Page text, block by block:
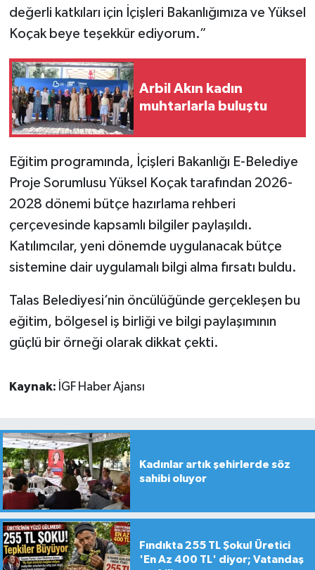
değerli katkıları için İçişleri Bakanlığımıza ve Yüksel
Koçak beye teşekkür ediyorum.”
Arbil Akın kadın
muhtarlarla buluştu
Eğitim programında, İçişleri Bakanlığı E-Belediye
Proje Sorumlusu Yüksel Koçak tarafından 2026-
2028 dönemi bütçe hazırlama rehberi
çerçevesinde kapsamlı bilgiler paylaşıldı.
Katılımcılar, yeni dönemde uygulanacak bütçe
sistemine dair uygulamalı bilgi alma fırsatı buldu.
Talas Belediyesi’nin öncülüğünde gerçekleşen bu
eğitim, bölgesel iş birliği ve bilgi paylaşımının
güçlü bir örneği olarak dikkat çekti.
Kaynak: İGF Haber Ajansı
Kadınlar artık şehirlerde söz
sahibi oluyor
Fındıkta 255 TL Şoku! Üretici
'En Az 400 TL' diyor; Vatandaş